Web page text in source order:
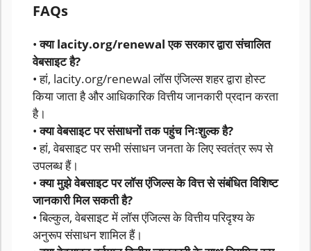
FAQs
•क्या lacity.org/renewal एक सरकार द्वारा संचालित
वेबसाइट है?
• हां, lacity.org/renewal लॉस एंजिल्स शहर द्वारा होस्ट
किया जाता है और आधिकारिक वित्तीय जानकारी प्रदान करता
है।
•क्या वेबसाइट पर संसाधनों तक पहुंच निःशुल्क है?
• हां, वेबसाइट पर सभी संसाधन जनता के लिए स्वतंत्र रूप से
उपलब्ध हैं।
•क्या मुझे वेबसाइट पर लॉस एंजिल्स के वित्त से संबंधित विशिष्ट
जानकारी मिल सकती है?
• बिल्कुल, वेबसाइट में लॉस एंजिल्स के वित्तीय परिदृश्य के
अनुरूप संसाधन शामिल हैं।